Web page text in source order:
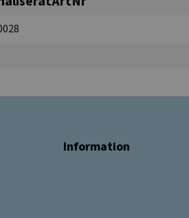
Information